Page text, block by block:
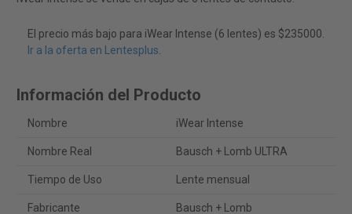
El precio más bajo para iWear Intense (6 lentes) es $235000.
Ir a la oferta en Lentesplus.
Información del Producto
Nombre iWear Intense
Nombre Real Bausch + Lomb ULTRA
Tiempo de Uso Lente mensual
Fabricante Bausch + Lomb